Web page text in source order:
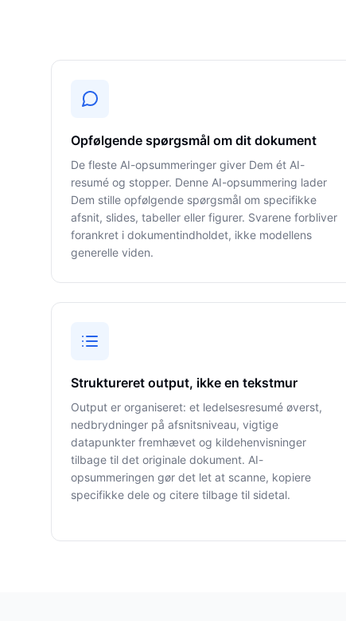
Opfølgende spørgsmål om dit dokument
De fleste AI-opsummeringer giver Dem ét AI-
resumé og stopper. Denne AI-opsummering lader
Dem stille opfølgende spørgsmål om specifikke
afsnit, slides, tabeller eller figurer. Svarene forbliver
forankret i dokumentindholdet, ikke modellens
generelle viden.
Struktureret output, ikke en tekstmur
Output er organiseret: et ledelsesresumé øverst,
nedbrydninger på afsnitsniveau, vigtige
datapunkter fremhævet og kildehenvisninger
tilbage til det originale dokument. AI-
opsummeringen gør det let at scanne, kopiere
specifikke dele og citere tilbage til sidetal.